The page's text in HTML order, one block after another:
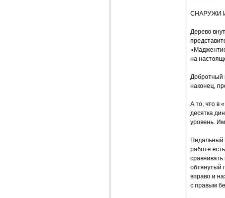
СНАРУЖИ
Дерево
на
Добротный
наконец,
А то, что в
десятка
уровень.
Педальный
работе
обтянутый
вправо и
с правым